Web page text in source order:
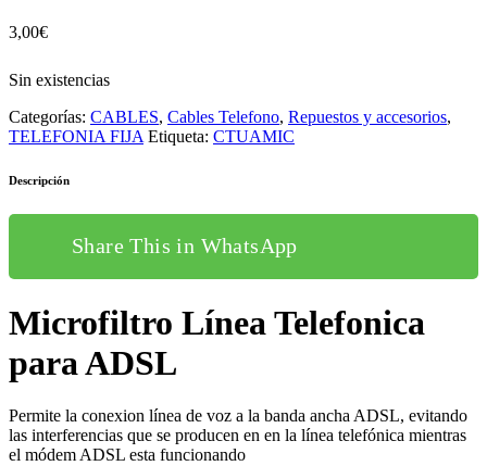
3,00€
Sin existencias
Categorías: CABLES, Cables Telefono, Repuestos y accesorios,
TELEFONIA FIJA Etiqueta: CTUAMIC
Descripción
Share This in WhatsApp
Microfiltro Línea Telefonica
para ADSL
Permite la conexion línea de voz a la banda ancha ADSL, evitando
las interferencias que se producen en en la línea telefónica mientras
el módem ADSL esta funcionando